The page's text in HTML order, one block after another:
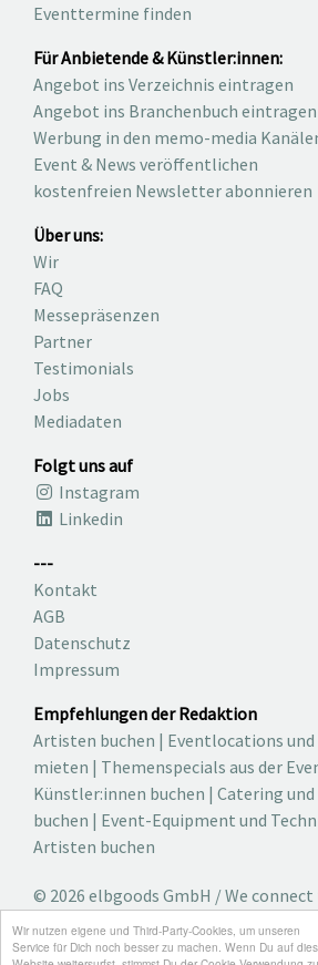
Wir nutzen eigene und Third-Party-Cookies, um unseren
Service für Dich noch besser zu machen. Wenn Du auf
Eventtermine finden
Für Anbietende & Künstler:innen:
Angebot ins Verzeichnis eintragen
Angebot ins Branchenbuch eintragen
Werbung in den memo-media
Event & News veröffentlichen
kostenfreien Newsletter abonnieren
Über uns:
Wir
FAQ
Messepräsenzen
Partner
Testimonials
Jobs
Mediadaten
Folgt uns auf
Instagram
Linkedin
---
Kontakt
AGB
Datenschutz
Impressum
Empfehlungen der Redaktion
Artisten buchen | Eventlocations
mieten | Themenspecials aus der
Künstler:innen buchen | Catering
buchen | Event-Equipment und
Artisten buchen
© 2026 elbgoods GmbH / We
/ Medienvielfalt für die Eventplanung /
Eventbranchenbuch, Blog, Magazin